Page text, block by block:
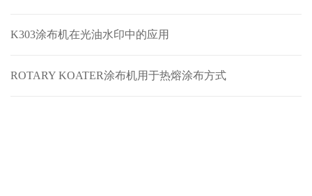
K303涂布机在光油水印中的应用
ROTARY KOATER涂布机用于热熔涂布方式